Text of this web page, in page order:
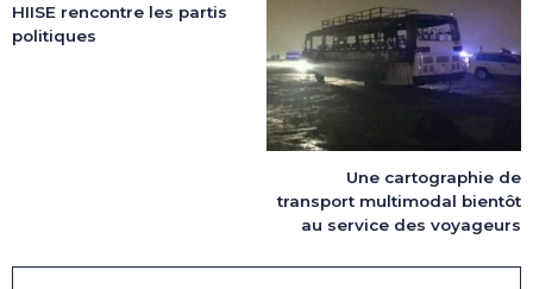
HIISE rencontre les partis
politiques
Une cartographie de
transport multimodal bientôt
au service des voyageurs